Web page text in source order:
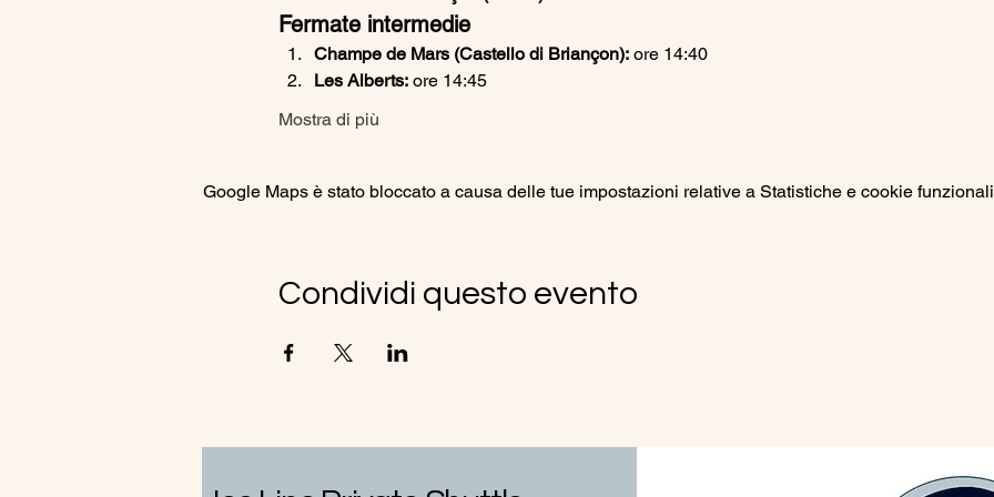
Fermate intermedie
Champe de Mars (Castello di Briançon): ore 14:40
Les Alberts: ore 14:45
Mostra di più
Google Maps è stato bloccato a causa delle tue impostazioni relative a Statistiche e cookie
Condividi questo evento